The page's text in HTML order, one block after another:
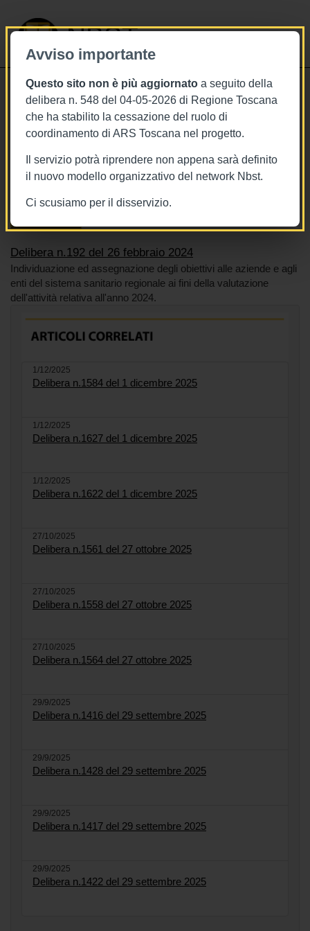
Avviso importante
Questo sito non è più aggiornato a seguito della
delibera n. 548 del 04-05-2026 di Regione Toscana
che ha stabilito la cessazione del ruolo di
coordinamento di ARS Toscana nel progetto.
Il servizio potrà riprendere non appena sarà definito
il nuovo modello organizzativo del network Nbst.
Ci scusiamo per il disservizio.
NBST
26/2/2024
Delibera n.192 del 26 febbraio 2024
Tags Toscana
BURT Bollettino della regione toscana
Sistema sanitario
Delibera n.192 del 26 febbraio 2024
Individuazione ed assegnazione degli obiettivi alle aziende e agli
enti del sistema sanitario regionale ai fini della valutazione
dell'attività relativa all'anno 2024.
1/12/2025
Delibera n.1584 del 1 dicembre 2025
1/12/2025
Delibera n.1627 del 1 dicembre 2025
1/12/2025
Delibera n.1622 del 1 dicembre 2025
27/10/2025
Delibera n.1561 del 27 ottobre 2025
27/10/2025
Delibera n.1558 del 27 ottobre 2025
27/10/2025
Delibera n.1564 del 27 ottobre 2025
29/9/2025
Delibera n.1416 del 29 settembre 2025
29/9/2025
Delibera n.1428 del 29 settembre 2025
29/9/2025
Delibera n.1417 del 29 settembre 2025
29/9/2025
Delibera n.1422 del 29 settembre 2025